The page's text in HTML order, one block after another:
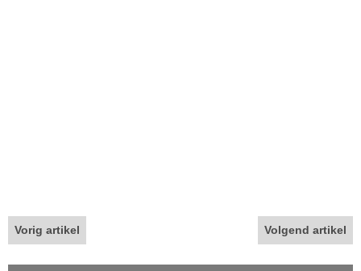
Vorig artikel Volgend artikel